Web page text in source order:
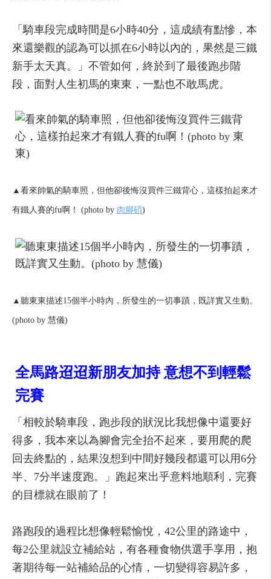
「騎車段完成時間是6小時40分，這成績有點慘，本
來還樂觀的認為可以抓在6小時以內的，果然是三鐵
新手太天真。」不管如何，終於到了最後跑步階
段，面對人生初馬的東東，一點也不敢馬虎。
▲看來帥氣的騎車照，但他卻後悔沒買件三鐵背心，這樣拍起來才
有鐵人賽的fu啊！ (photo by 肉腳碩)
▲聽東東描述15個半小時內，所發生的一切事蹟，既詳實又生動。
(photo by 慧儀)
全馬路迢迢新朋友加持 意想不到輕鬆
完賽
「相較於騎車段，跑步段的狀況比我想像中還要好
得多，我本來以為腳會完全抬不起來，要用爬的爬
回去終點的，結果沒想到中間好幾段都還可以用6分
半、7分半速度跑。」跑起來出乎意料地順利，完賽
的目標就在眼前了！
路跑段的過程比想像輕鬆愉悅，42公里的路途中，
每2公里就設立補給站，有各種食物供選手享用，抱
著期待每一站補給品的心情，一切變得容易許多，